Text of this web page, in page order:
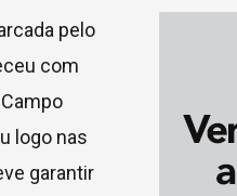
pelo
com
logo nas
garantir